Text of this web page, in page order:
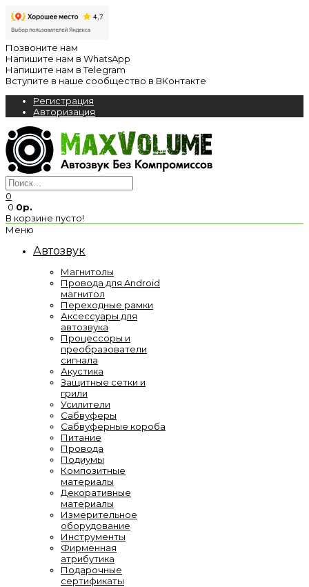
Позвоните нам
Напишите нам в WhatsApp
Напишите нам в Telegram
Вступите в наше сообщество в ВКонтакте
Регистрация
Авторизация
0
0 0р.
В корзине пусто!
Меню
Автозвук
Магнитолы
Провода для Android
магнитол
Переходные рамки
Аксессуары для
автозвука
Процессоры и
преобразователи
сигнала
Акустика
Защитные сетки и
грили
Усилители
Сабвуферы
Сабвуферные короба
Питание
Провода
Подиумы
Композитные
материалы
Декоративные
материалы
Измерительное
оборудование
Инструменты
Фирменная
атрибутика
Подарочные
сертификаты